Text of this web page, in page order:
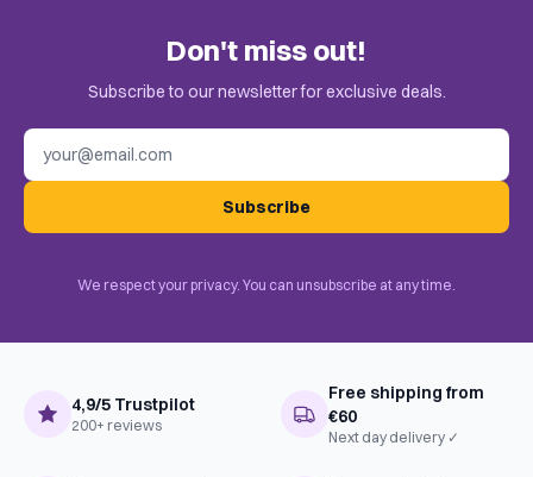
Don't miss out!
Subscribe to our newsletter for exclusive deals.
Subscribe
We respect your privacy. You can unsubscribe at any time.
4,9/5 Trustpilot
200+ reviews
Free shipping from
€60
Next day delivery ✓